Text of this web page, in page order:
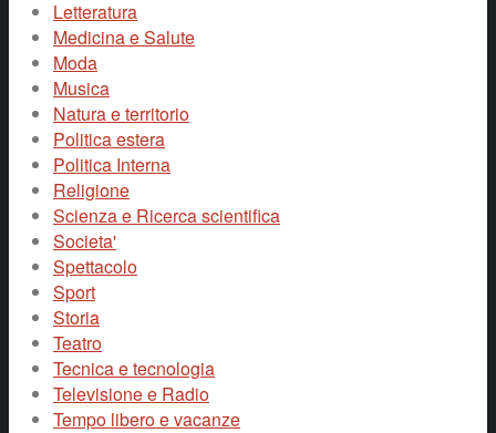
Letteratura
Medicina e Salute
Moda
Musica
Natura e territorio
Politica estera
Politica Interna
Religione
Scienza e Ricerca scientifica
Societa'
Spettacolo
Sport
Storia
Teatro
Tecnica e tecnologia
Televisione e Radio
Tempo libero e vacanze